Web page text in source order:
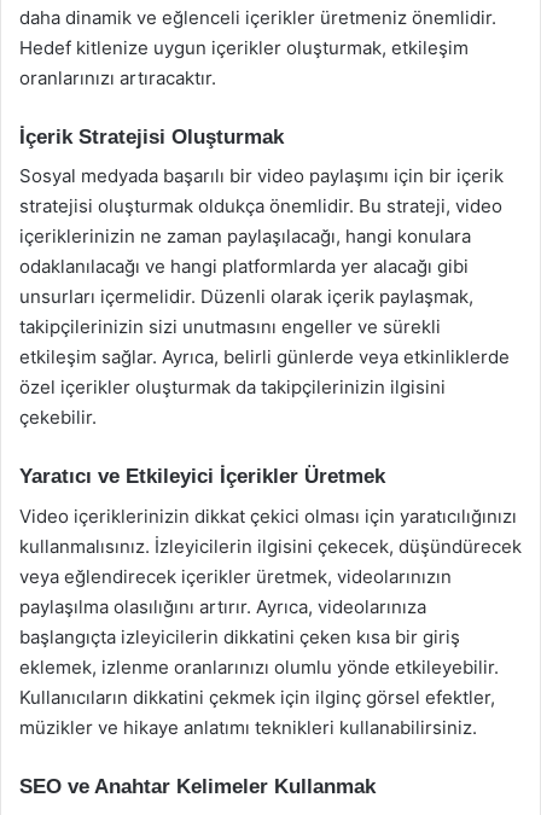
daha dinamik ve eğlenceli içerikler üretmeniz önemlidir.
Hedef kitlenize uygun içerikler oluşturmak, etkileşim
oranlarınızı artıracaktır.
İçerik Stratejisi Oluşturmak
Sosyal medyada başarılı bir video paylaşımı için bir içerik
stratejisi oluşturmak oldukça önemlidir. Bu strateji, video
içeriklerinizin ne zaman paylaşılacağı, hangi konulara
odaklanılacağı ve hangi platformlarda yer alacağı gibi
unsurları içermelidir. Düzenli olarak içerik paylaşmak,
takipçilerinizin sizi unutmasını engeller ve sürekli
etkileşim sağlar. Ayrıca, belirli günlerde veya etkinliklerde
özel içerikler oluşturmak da takipçilerinizin ilgisini
çekebilir.
Yaratıcı ve Etkileyici İçerikler Üretmek
Video içeriklerinizin dikkat çekici olması için yaratıcılığınızı
kullanmalısınız. İzleyicilerin ilgisini çekecek, düşündürecek
veya eğlendirecek içerikler üretmek, videolarınızın
paylaşılma olasılığını artırır. Ayrıca, videolarınıza
başlangıçta izleyicilerin dikkatini çeken kısa bir giriş
eklemek, izlenme oranlarınızı olumlu yönde etkileyebilir.
Kullanıcıların dikkatini çekmek için ilginç görsel efektler,
müzikler ve hikaye anlatımı teknikleri kullanabilirsiniz.
SEO ve Anahtar Kelimeler Kullanmak